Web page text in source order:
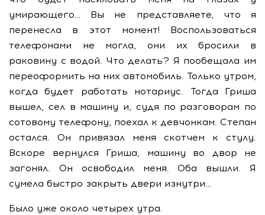
умирающего… Вы не представляете, что я
перенесла в этот момент! Воспользоваться
телефонами не могла, они их бросили в
раковину с водой. Что делать? Я пообещала им
переоформить на них автомобиль. Только утром,
когда будет работать нотариус. Тогда Гриша
вышел, сел в машину и, судя по разговорам по
сотовому телефону, поехал к девчонкам. Степан
остался. Он привязал меня скотчем к стулу.
Вскоре вернулся Гриша, машину во двор не
загонял. Он освободил меня. Оба вышли. Я
сумела быстро закрыть двери изнутри…
Было уже около четырех утра.